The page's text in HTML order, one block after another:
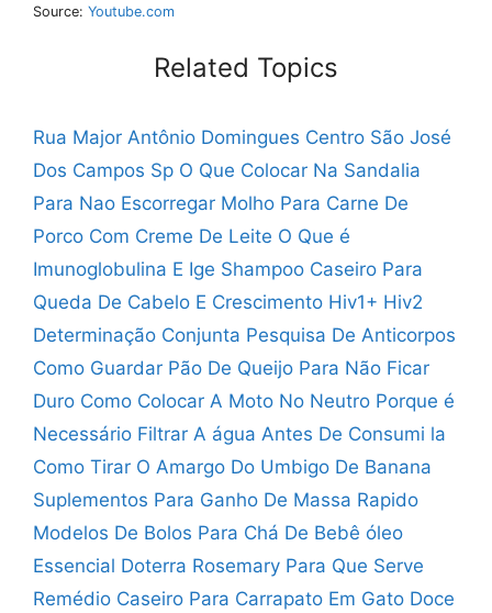
Source: Youtube.com
Related Topics
Rua Major Antônio Domingues Centro São José
Dos Campos Sp O Que Colocar Na Sandalia
Para Nao Escorregar Molho Para Carne De
Porco Com Creme De Leite O Que é
Imunoglobulina E Ige Shampoo Caseiro Para
Queda De Cabelo E Crescimento Hiv1+ Hiv2
Determinação Conjunta Pesquisa De Anticorpos
Como Guardar Pão De Queijo Para Não Ficar
Duro Como Colocar A Moto No Neutro Porque é
Necessário Filtrar A água Antes De Consumi la
Como Tirar O Amargo Do Umbigo De Banana
Suplementos Para Ganho De Massa Rapido
Modelos De Bolos Para Chá De Bebê óleo
Essencial Doterra Rosemary Para Que Serve
Remédio Caseiro Para Carrapato Em Gato Doce